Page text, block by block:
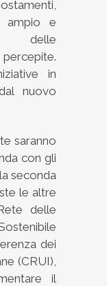
ampio e
delle
in
nuovo
saranno
con gli
seconda
le altre
delle
dei
(CRUI),
il